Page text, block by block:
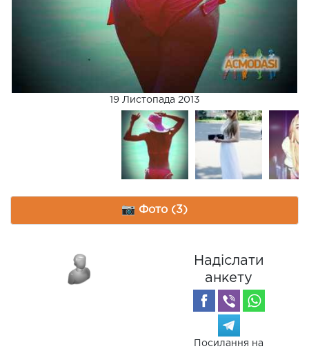
19 Листопада 2013
📷 Фото (3)
Надіслати
анкету
Посилання на